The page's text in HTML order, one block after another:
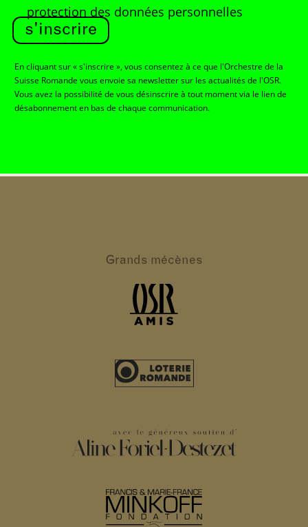
protection des données personnelles
s'inscrire
En cliquant sur « s'inscrire », vous consentez à ce que l'Orchestre de la
Suisse Romande vous envoie sa newsletter sur les actualités de l'OSR.
Vous avez la possibilité de vous désinscrire à tout moment via le lien de
désabonnement en bas de chaque communication.
Grands mécènes